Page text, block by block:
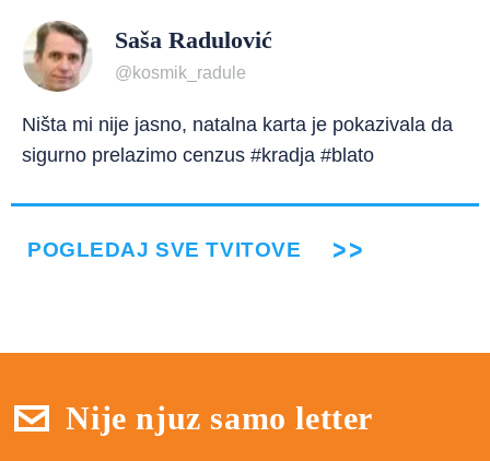
Saša Radulović
@kosmik_radule
Ništa mi nije jasno, natalna karta je pokazivala da
sigurno prelazimo cenzus #kradja #blato
POGLEDAJ SVE TVITOVE
Nije njuz samo letter